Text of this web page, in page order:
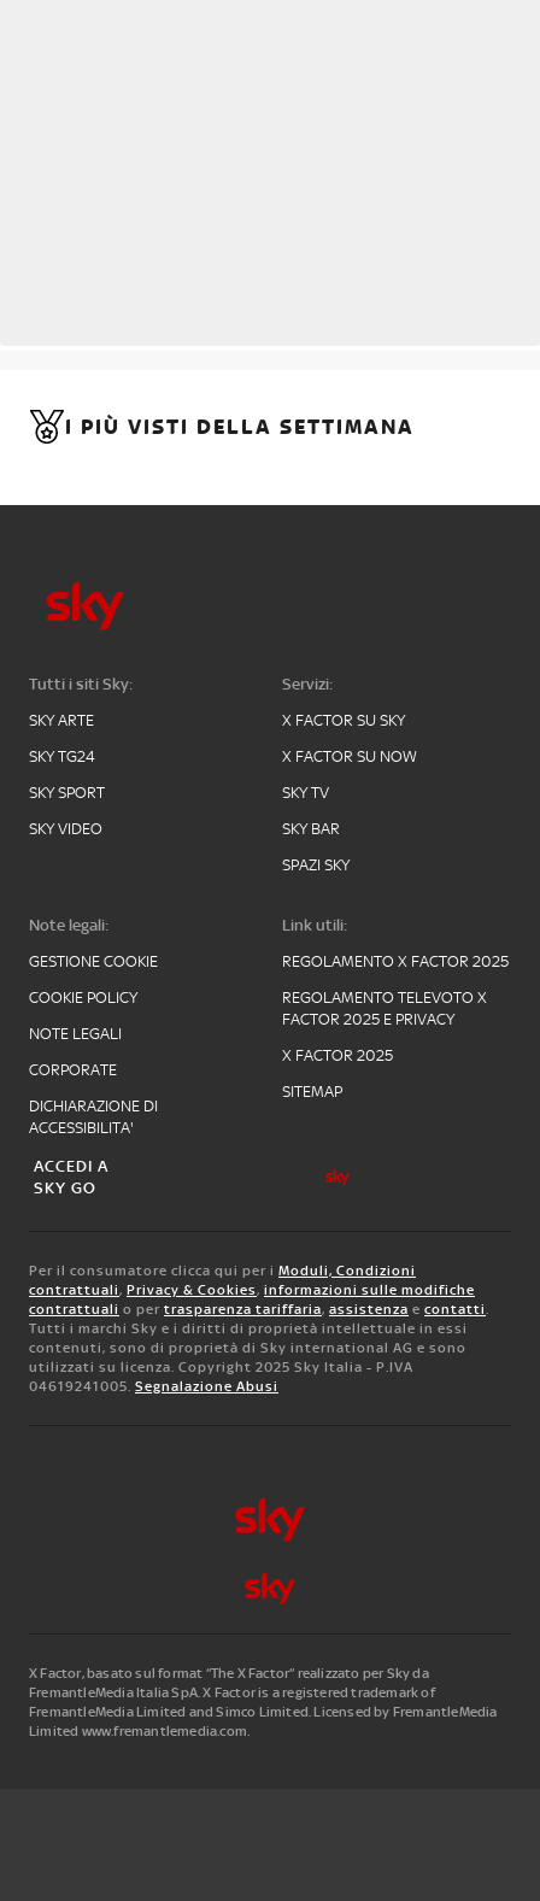
I PIÙ VISTI DELLA SETTIMANA
Tutti i siti Sky:
SKY ARTE
SKY TG24
SKY SPORT
SKY VIDEO
Servizi:
X FACTOR SU SKY
X FACTOR SU NOW
SKY TV
SKY BAR
SPAZI SKY
Note legali:
GESTIONE COOKIE
COOKIE POLICY
NOTE LEGALI
CORPORATE
DICHIARAZIONE DI
ACCESSIBILITA'
Link utili:
REGOLAMENTO X FACTOR 2025
REGOLAMENTO TELEVOTO X
FACTOR 2025 E PRIVACY
X FACTOR 2025
SITEMAP
ACCEDI A
SKY GO
Per il consumatore clicca qui per i Moduli, Condizioni
contrattuali, Privacy & Cookies, informazioni sulle modifiche
contrattuali o per trasparenza tariffaria, assistenza e contatti.
Tutti i marchi Sky e i diritti di proprietà intellettuale in essi
contenuti, sono di proprietà di Sky international AG e sono
utilizzati su licenza. Copyright 2025 Sky Italia - P.IVA
04619241005. Segnalazione Abusi
X Factor, basato sul format “The X Factor” realizzato per Sky da
FremantleMedia Italia SpA.X Factor is a registered trademark of
FremantleMedia Limited and Simco Limited. Licensed by FremantleMedia
Limited www.fremantlemedia.com.